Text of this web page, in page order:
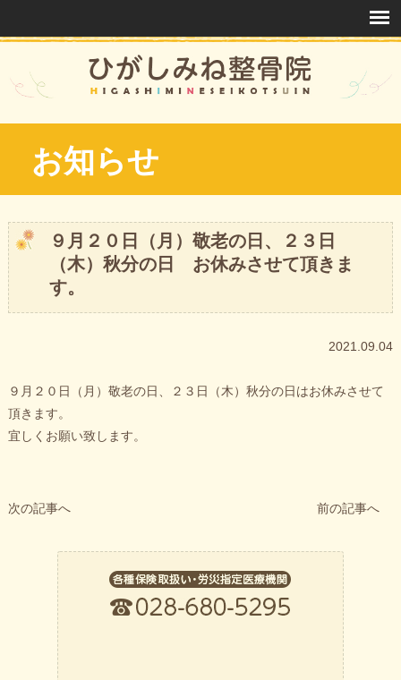
お知らせ
９月２０日（月）敬老の日、２３日
（木）秋分の日 お休みさせて頂きま
す。
2021.09.04
９月２０日（月）敬老の日、２３日（木）秋分の日はお休みさせて
頂きます。
宜しくお願い致します。
次の記事へ 前の記事へ